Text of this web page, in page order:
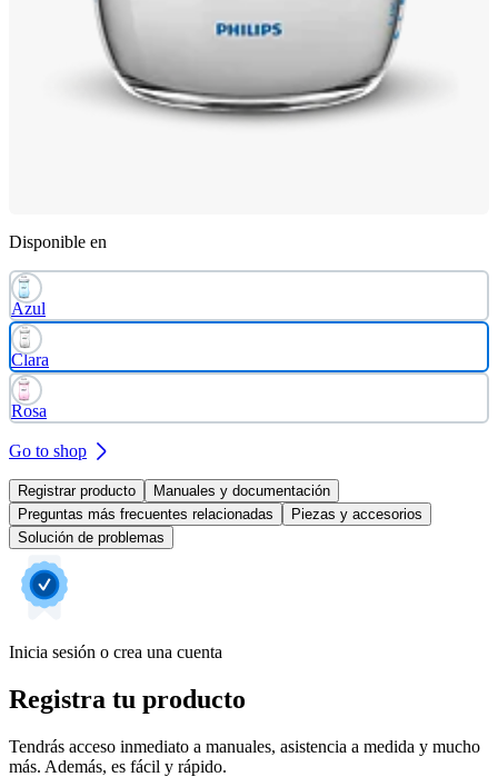
Disponible en
Azul
Clara
Rosa
Go to shop
Registrar producto
Manuales y documentación
Preguntas más frecuentes relacionadas
Piezas y accesorios
Solución de problemas
Inicia sesión o crea una cuenta
Registra tu producto
Tendrás acceso inmediato a manuales, asistencia a medida y mucho
más. Además, es fácil y rápido.